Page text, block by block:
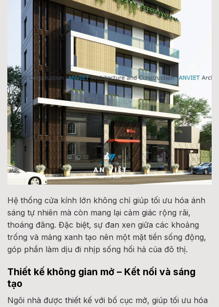
Hệ thống cửa kính lớn không chỉ giúp tối ưu hóa ánh
sáng tự nhiên mà còn mang lại cảm giác rộng rãi,
thoáng đãng. Đặc biệt, sự đan xen giữa các khoảng
trống và mảng xanh tạo nên một mặt tiền sống động,
góp phần làm dịu đi nhịp sống hối hả của đô thị.
Thiết kế không gian mở – Kết nối và sáng
tạo
Ngôi nhà được thiết kế với bố cục mở, giúp tối ưu hóa